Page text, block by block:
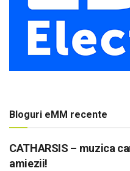
Bloguri eMM recente
CATHARSIS – muzica
amiezii!